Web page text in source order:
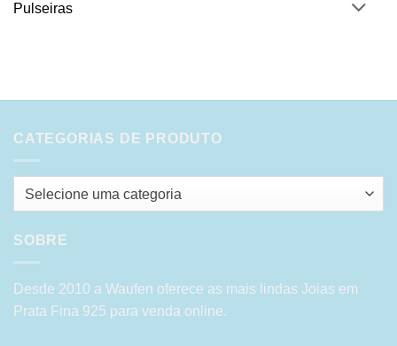
Pulseiras
CATEGORIAS DE PRODUTO
Selecione uma categoria
SOBRE
Desde 2010 a Waufen oferece as mais lindas Joias em
Prata Fina 925 para venda online.